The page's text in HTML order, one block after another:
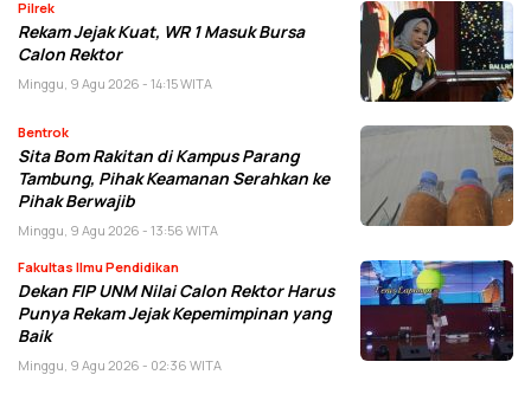
Pilrek
Rekam Jejak Kuat, WR 1 Masuk Bursa
Calon Rektor
Minggu, 9 Agu 2026 - 14:15 WITA
Bentrok
Sita Bom Rakitan di Kampus Parang
Tambung, Pihak Keamanan Serahkan ke
Pihak Berwajib
Minggu, 9 Agu 2026 - 13:56 WITA
Fakultas Ilmu Pendidikan
Dekan FIP UNM Nilai Calon Rektor Harus
Punya Rekam Jejak Kepemimpinan yang
Baik
Minggu, 9 Agu 2026 - 02:36 WITA